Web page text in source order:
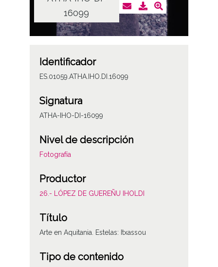
16099
Identificador
ES.01059.ATHA.IHO.DI.16099
Signatura
ATHA-IHO-DI-16099
Nivel de descripción
Fotografía
Productor
26.- LÓPEZ DE GUEREÑU IHOLDI
Título
Arte en Aquitania. Estelas: Itxassou
Tipo de contenido